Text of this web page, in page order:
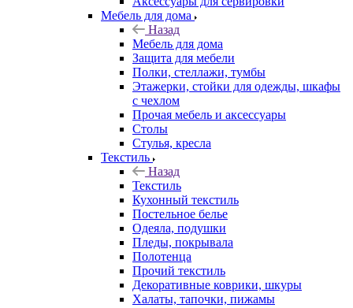
Мебель для дома
Назад
Мебель для дома
Защита для мебели
Полки, стеллажи, тумбы
Этажерки, стойки для одежды, шкафы
с чехлом
Прочая мебель и аксессуары
Столы
Стулья, кресла
Текстиль
Назад
Текстиль
Кухонный текстиль
Постельное белье
Одеяла, подушки
Пледы, покрывала
Полотенца
Прочий текстиль
Декоративные коврики, шкуры
Халаты, тапочки, пижамы